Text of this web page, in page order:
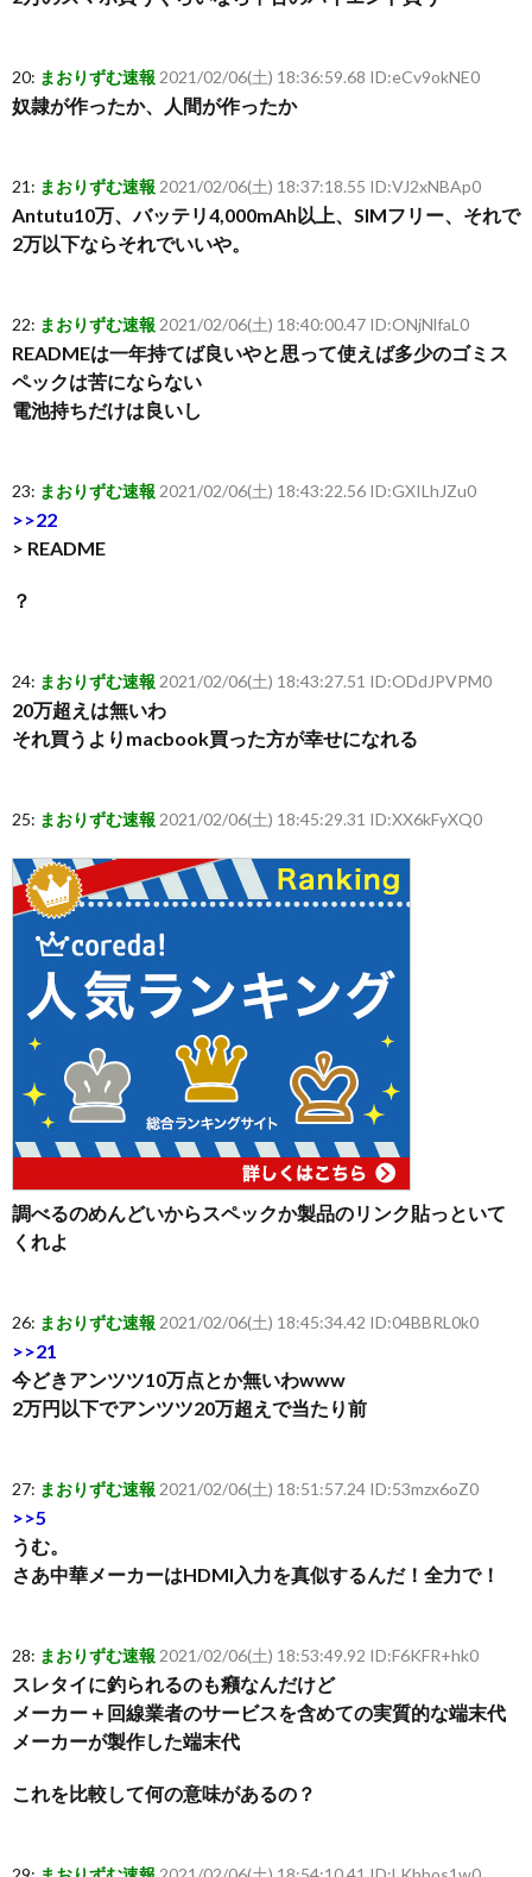
20: まおりずむ速報 2021/02/06(土) 18:36:59.68 ID:eCv9okNE0
奴隷が作ったか、人間が作ったか
21: まおりずむ速報 2021/02/06(土) 18:37:18.55 ID:VJ2xNBAp0
Antutu10万、バッテリ4,000mAh以上、SIMフリー、それで
2万以下ならそれでいいや。
22: まおりずむ速報 2021/02/06(土) 18:40:00.47 ID:ONjNlfaL0
READMEは一年持てば良いやと思って使えば多少のゴミス
ペックは苦にならない
電池持ちだけは良いし
23: まおりずむ速報 2021/02/06(土) 18:43:22.56 ID:GXILhJZu0
>>22
> README
？
24: まおりずむ速報 2021/02/06(土) 18:43:27.51 ID:ODdJPVPM0
20万超えは無いわ
それ買うよりmacbook買った方が幸せになれる
25: まおりずむ速報 2021/02/06(土) 18:45:29.31 ID:XX6kFyXQ0
調べるのめんどいからスペックか製品のリンク貼っといて
くれよ
26: まおりずむ速報 2021/02/06(土) 18:45:34.42 ID:04BBRL0k0
>>21
今どきアンツツ10万点とか無いわwww
2万円以下でアンツツ20万超えで当たり前
27: まおりずむ速報 2021/02/06(土) 18:51:57.24 ID:53mzx6oZ0
>>5
うむ。
さあ中華メーカーはHDMI入力を真似するんだ！全力で！
28: まおりずむ速報 2021/02/06(土) 18:53:49.92 ID:F6KFR+hk0
スレタイに釣られるのも癪なんだけど
メーカー＋回線業者のサービスを含めての実質的な端末代
メーカーが製作した端末代
これを比較して何の意味があるの？